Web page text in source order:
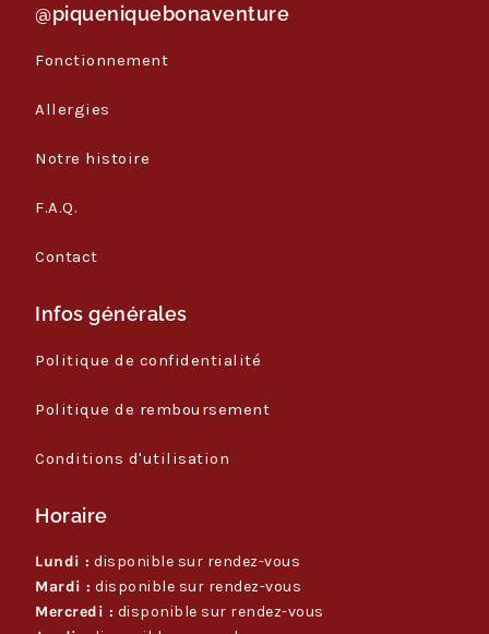
@piqueniquebonaventure
Fonctionnement
Allergies
Notre histoire
F.A.Q.
Contact
Infos générales
Politique de confidentialité
Politique de remboursement
Conditions d'utilisation
Horaire
Lundi : disponible sur rendez-vous
Mardi : disponible sur rendez-vous
Mercredi : disponible sur rendez-vous